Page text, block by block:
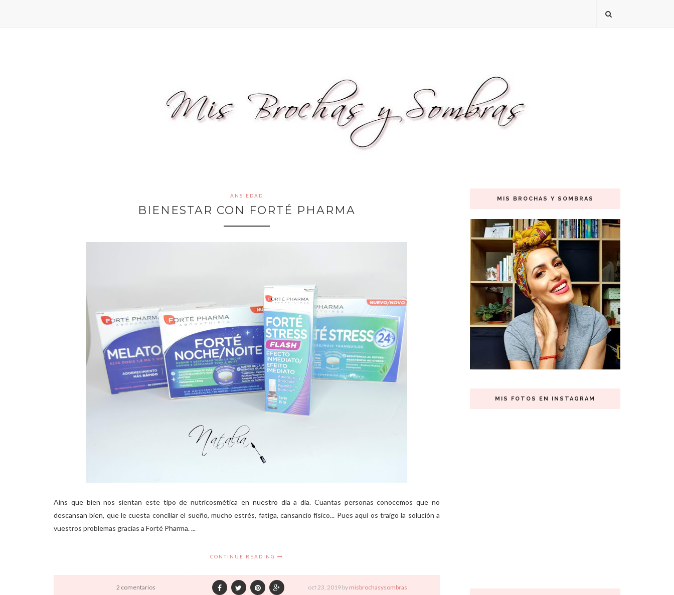
ANSIEDAD
BIENESTAR CON FORTÉ PHARMA
Ains que bien nos sientan este tipo de nutricosmética en nuestro día a día. Cuantas personas conocemos que no
descansan bien, que le cuesta conciliar el sueño, mucho estrés, fatiga, cansancio físico... Pues aquí os traigo la solución a
vuestros problemas gracias a Forté Pharma. ...
CONTINUE READING
2 comentarios oct23, 2019 by misbrochasysombras
MIS BROCHAS Y SOMBRAS
MIS FOTOS EN INSTAGRAM